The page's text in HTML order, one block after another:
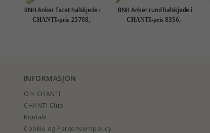
BNH Anker facet halskjede i
8 karat 45 cm x 3,1 mm
CHANTI-pris 25708,-
BNH Anker rund halskjede i
14 karat gull 50 cm x 1,5
mm
CHANTI-pris 8356,-
INFORMASJON
Om CHANTI
CHANTI Club
Kontakt
Cookie og Personvernpolicy